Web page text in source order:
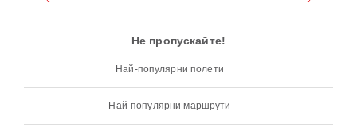
Не пропускайте!
Най-популярни полети
Най-популярни маршрути